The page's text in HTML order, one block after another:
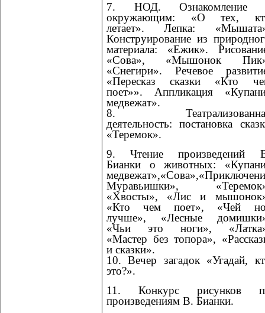
7. НОД. Ознакомление
окружающим: «О тех,
летает». Лепка:
Конструирование из
материала: «Ежик».
«Сова», «Мышонок
«Снегири». Речевое
«Пересказ сказки «Кто
поет»». Аппликация
медвежат».
8.
деятельность: постановка
«Теремок».
9. Чтение произведений
Бианки о животных:
Муравьишки»,
«Хвосты», «Лис и
«Кто чем поет», «Чей
лучше», «Лесные
«Чьи это ноги»,
«Мастер без топора»,
и сказки».
10. Вечер загадок «Угадай,
это?».
11. Конкурс рисунков
произведениям В. Бианки.